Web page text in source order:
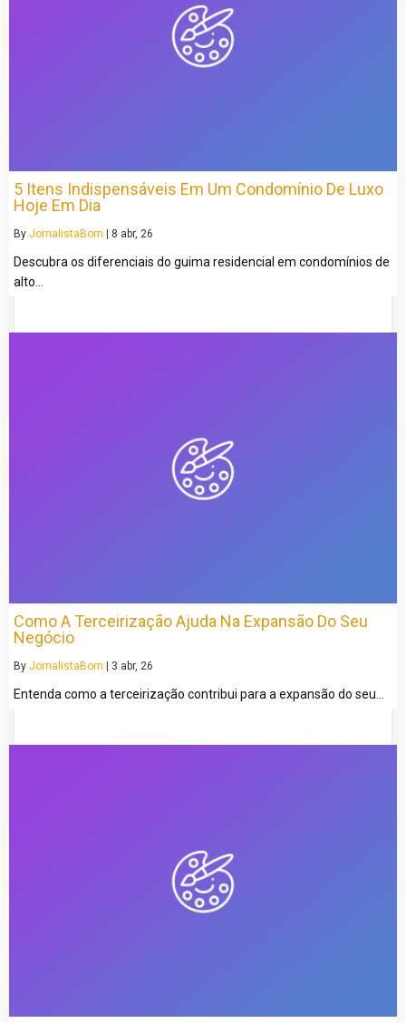
5 Itens Indispensáveis Em Um Condomínio De Luxo
Hoje Em Dia
By JornalistaBom | 8 abr, 26
Descubra os diferenciais do guima residencial em condomínios de
alto…
Como A Terceirização Ajuda Na Expansão Do Seu
Negócio
By JornalistaBom 3 abr, 26
Entenda como a terceirização contribui para a expansão do seu…